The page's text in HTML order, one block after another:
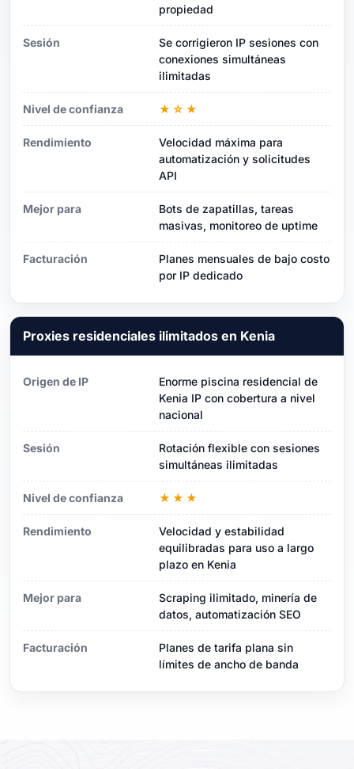
propiedad
Sesión
Se corrigieron IP sesiones con
conexiones simultáneas
ilimitadas
Nivel de confianza ★☆★
Rendimiento
Velocidad máxima para
automatización y solicitudes
API
Mejor para
Bots de zapatillas, tareas
masivas, monitoreo de uptime
Facturación
Planes mensuales de bajo costo
por IP dedicado
Proxies residenciales ilimitados en Kenia
Origen de IP
Enorme piscina residencial de
Kenia IP con cobertura a nivel
nacional
Sesión
Rotación flexible con sesiones
simultáneas ilimitadas
Nivel de confianza ★★★
Rendimiento
Velocidad y estabilidad
equilibradas para uso a largo
plazo en Kenia
Mejor para
Scraping ilimitado, minería de
datos, automatización SEO
Facturación
Planes de tarifa plana sin
límites de ancho de banda